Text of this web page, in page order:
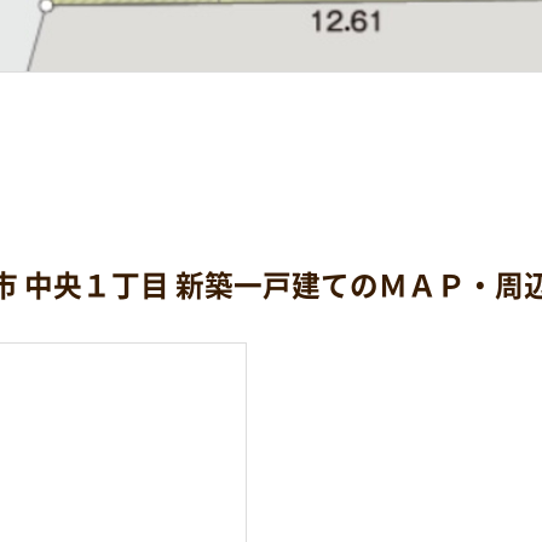
中央１丁目 新築一戸建てのＭＡＰ・周